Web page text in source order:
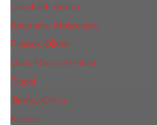
Elizabeth Arden
Escentric Molecules
Franck Oliver
Gian Marco Venturi
Gucci
Jimmy Choo
Kenzo